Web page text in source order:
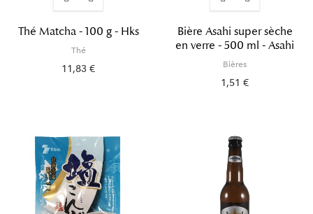
Thé Matcha - 100 g - Hks
Thé
11,83 €
Bière Asahi super sèche
en verre - 500 ml - Asahi
Bières
1,51 €